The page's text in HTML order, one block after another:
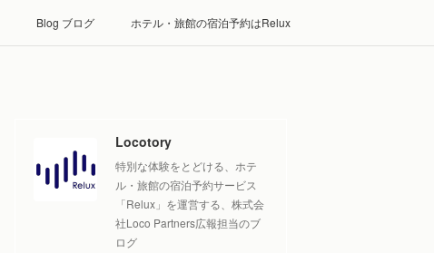
Blog ブログ ホテル・旅館の宿泊予約はRelux
Locotory
特別な体験をとどける、ホテ
ル・旅館の宿泊予約サービス
「Relux」を運営する、株式会
社Loco Partners広報担当のブ
ログ